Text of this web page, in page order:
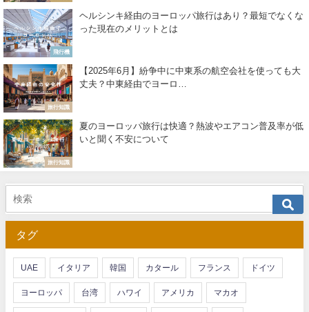
飛行機
ヘルシンキ経由のヨーロッパ旅行はあり？最短でなくな
った現在のメリットとは
旅行知識
【2025年6月】紛争中に中東系の航空会社を使っても大
丈夫？中東経由でヨーロ…
旅行知識
夏のヨーロッパ旅行は快適？熱波やエアコン普及率が低
いと聞く不安について
タグ
UAE イタリア 韓国 カタール フランス ドイツ
ヨーロッパ 台湾 ハワイ アメリカ マカオ